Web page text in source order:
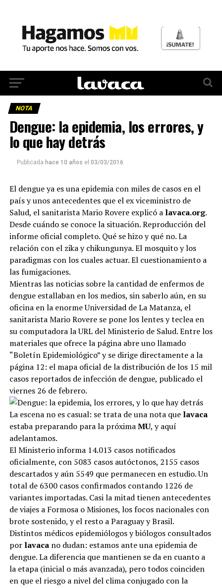
NOTA
Dengue: la epidemia, los errores, y
lo que hay detrás
Publicada hace 10 años el 03/03/2016
El dengue ya es una epidemia con miles de casos en el
país y unos antecedentes que el ex viceministro de
Salud, el sanitarista Mario Rovere explicó a lavaca.org.
Desde cuándo se conoce la situación. Reproducción del
informe oficial completo. Qué se hizo y qué no. La
relación con el zika y chikungunya. El mosquito y los
paradigmas con los cuales actuar. El cuestionamiento a
las fumigaciones.
Mientras las noticias sobre la cantidad de enfermos de
dengue estallaban en los medios, sin saberlo aún, en su
oficina en la enorme Universidad de La Matanza, el
sanitarista Mario Rovere se pone los lentes y teclea en
su computadora la URL del Ministerio de Salud. Entre los
materiales que ofrece la página abre uno llamado
“Boletín Epidemiológico” y se dirige directamente a la
página 12: el mapa oficial de la distribución de los 15 mil
casos reportados de infección de dengue, publicado el
viernes 26 de febrero.
La escena no es casual: se trata de una nota que lavaca
estaba preparando para la próximaMU, y aquí
adelantamos.
El Ministerio informa 14.013 casos notificados
oficialmente, con 5083 casos autóctonos, 2155 casos
descartados y aún 5549 que permanecen en estudio. Un
total de 6300 casos confirmados contando 1226 de
variantes importadas. Casi la mitad tienen antecedentes
de viajes a Formosa o Misiones, los focos nacionales con
brote sostenido, y el resto a Paraguay y Brasil.
Distintos médicos epidemiólogos y biólogos consultados
por lavacano dudan: estamos ante una epidemia de
dengue. La diferencia que mantienen se da en cuanto a
la etapa (inicial o más avanzada), pero todos coinciden
en que el riesgo a nivel del clima conjugado con la